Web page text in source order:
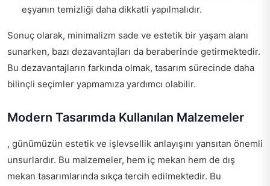
eşyanın temizliği daha dikkatli yapılmalıdır.
Sonuç olarak, minimalizm sade ve estetik bir yaşam alanı
sunarken, bazı dezavantajları da beraberinde getirmektedir.
Bu dezavantajların farkında olmak, tasarım sürecinde daha
bilinçli seçimler yapmamıza yardımcı olabilir.
Modern Tasarımda Kullanılan Malzemeler
, günümüzün estetik ve işlevsellik anlayışını yansıtan önemli
unsurlardır. Bu malzemeler, hem iç mekan hem de dış
mekan tasarımlarında sıkça tercih edilmektedir. Bu